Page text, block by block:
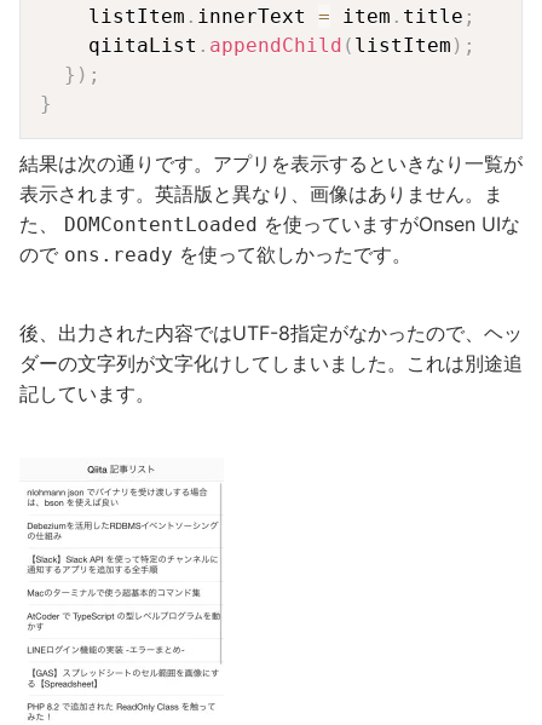
    listItem
. innerText = item . title ;
    qiitaList
. appendChild ( listItem ) ;
} ) ;
}
結果は次の通りです。アプリを表示するといきなり一覧が
表示されます。英語版と異なり、画像はありません。ま
た、 DOMContentLoaded を使っていますがOnsen UIな
ので ons.ready を使って欲しかったです。
後、出力された内容ではUTF-8指定がなかったので、ヘッ
ダーの文字列が文字化けしてしまいました。これは別途追
記しています。